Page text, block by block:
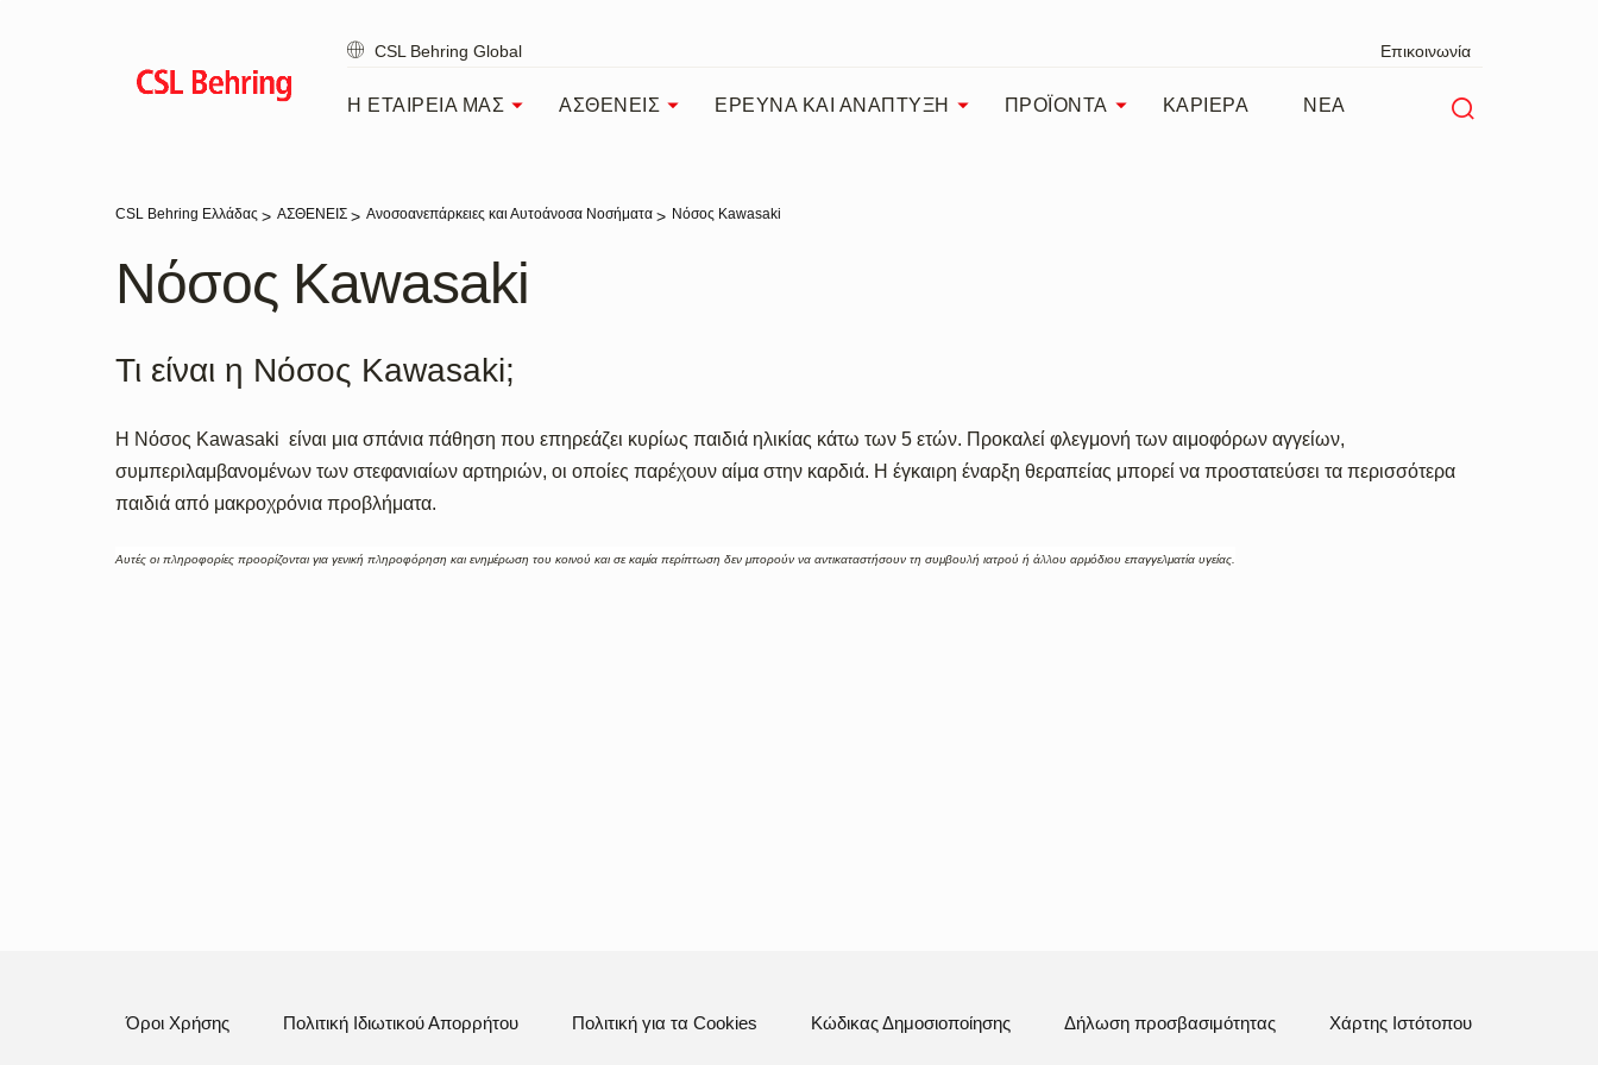
CSL Behring Global Επικοινωνία
Η ΕΤΑΙΡΕΙΑ ΜΑΣ ΑΣΘΕΝΕΙΣ ΕΡΕΥΝΑ ΚΑΙ ΑΝΑΠΤΥΞΗ ΠΡΟΪΟΝΤΑ ΚΑΡΙΕΡΑ ΝΕΑ
CSL Behring Ελλάδας ΑΣΘΕΝΕΙΣ Ανοσοανεπάρκειες και Αυτοάνοσα Νοσήματα Νόσος Kawasaki
Νόσος Kawasaki
Τι είναι η Νόσος Kawasaki;
Η Νόσος Kawasaki είναι μια σπάνια πάθηση που επηρεάζει κυρίως παιδιά ηλικίας κάτω των 5 ετών. Προκαλεί φλεγμονή των αιμοφόρων αγγείων,
συμπεριλαμβανομένων των στεφανιαίων αρτηριών, οι οποίες παρέχουν αίμα στην καρδιά. Η έγκαιρη έναρξη θεραπείας μπορεί να προστατεύσει τα περισσότερα
παιδιά από μακροχρόνια προβλήματα.
Αυτές οι πληροφορίες προορίζονται για γενική πληροφόρηση και ενημέρωση του κοινού και σε καμία περίπτωση δεν μπορούν να αντικαταστήσουν τη συμβουλή ιατρού ή άλλου αρμόδιου επαγγελματία υγείας.
Όροι Χρήσης Πολιτική Ιδιωτικού Απορρήτου Πολιτική για τα Cookies Κώδικας Δημοσιοποίησης Δήλωση προσβασιμότητας Χάρτης Ιστότοπου